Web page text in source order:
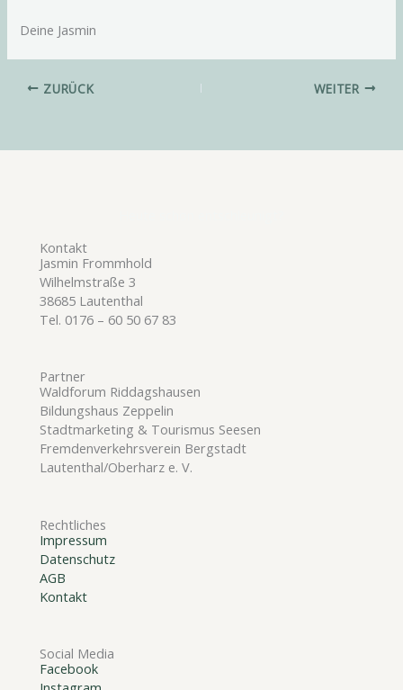
Deine Jasmin
ZURÜCK WEITER
Kontakt
Jasmin Frommhold
Wilhelmstraße 3
38685 Lautenthal
Tel. 0176 – 60 50 67 83
Partner
Waldforum Riddagshausen
Bildungshaus Zeppelin
Stadtmarketing & Tourismus Seesen
Fremdenverkehrsverein Bergstadt
Lautenthal/Oberharz e. V.
Rechtliches
Impressum
Datenschutz
AGB
Kontakt
Social Media
Facebook